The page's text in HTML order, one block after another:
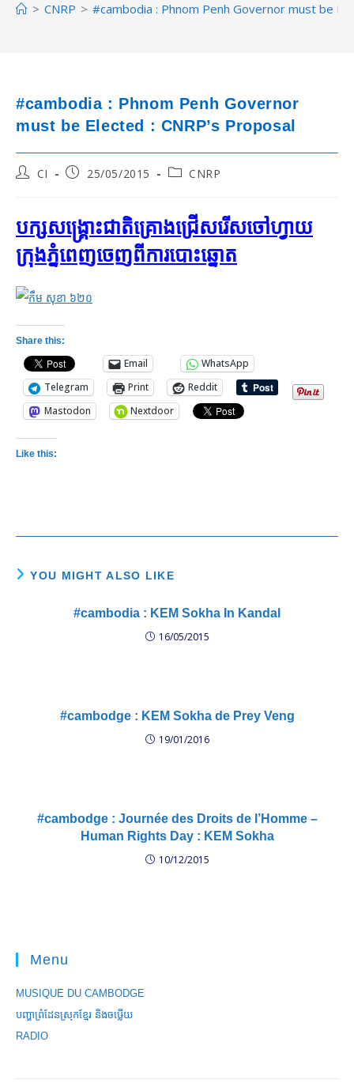
> CNRP > #cambodia : Phnom Penh Governor must be
#cambodia : Phnom Penh Governor
must be Elected : CNRP’s Proposal
PostCI
Post25/05/2015
PostCNRP
បក្ស​សង្គ្រោះ​ជាតិ​គ្រោង​ជ្រើសរើស​ចៅហ្វាយ​
ក្រុង​ភ្នំពេញ​ចេញ​ពី​ការ​បោះ​ឆ្នោត
Share this:
Email
WhatsApp
Telegram
Print
Reddit
Mastodon
Nextdoor
Like this:
YOU MIGHT ALSO LIKE
#cambodia : KEM Sokha In Kandal
16/05/2015
#cambodge : KEM Sokha de Prey Veng
19/01/2016
#cambodge : Journée des Droits de l’Homme –
Human Rights Day : KEM Sokha
10/12/2015
Menu
MUSIQUE DU CAMBODGE
បញ្ហាព្រំដែនស្រុកខ្មែរ និងចឞ្លើយ
RADIO